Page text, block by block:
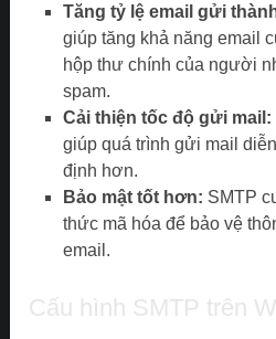
Tăng tỷ lệ email gửi
giúp tăng khả năng email
hộp thư chính của người
spam.
Cải thiện tốc độ gửi mail:
giúp quá trình gửi mail
định hơn.
Bảo mật tốt hơn: SMTP
thức mã hóa để bảo vệ
email.
Cấu hình SMTP trên